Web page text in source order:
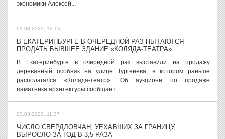
экономики Алексей...
03.03.2023, 12:15
В ЕКАТЕРИНБУРГЕ В ОЧЕРЕДНОЙ РАЗ ПЫТАЮТСЯ
ПРОДАТЬ БЫВШЕЕ ЗДАНИЕ «КОЛЯДА-ТЕАТРА»
В Екатеринбурге в очередной раз выставили на продажу
деревянный особняк на улице Тургенева, в котором раньше
располагался «Коляда-театр». Об аукционе по продаже
памятника архитектуры сообщает...
03.03.2023, 11:37
ЧИСЛО СВЕРДЛОВЧАН, УЕХАВШИХ ЗА ГРАНИЦУ,
ВЫРОСЛО ЗА ГОД В 3,5 РАЗА